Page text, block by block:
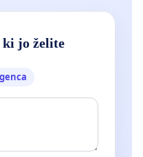
ki jo želite